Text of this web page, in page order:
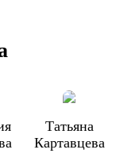
Татьяна
Картавцева